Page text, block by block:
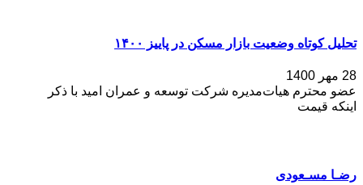
تحلیل کوتاه وضعیت بازار مسکن در پاییز ۱۴۰۰
28 مهر 1400
عضو محترم هیات‌مدیره شرکت توسعه و عمران امید با ذکر
اینکه قیمت
رضـا مسـعودی